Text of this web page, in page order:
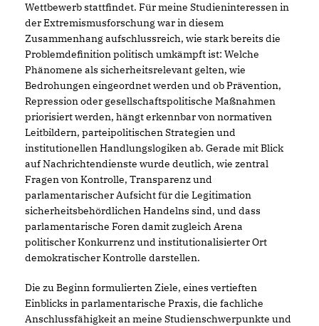
Wettbewerb stattfindet. Für meine Studieninteressen in
der Extremismusforschung war in diesem
Zusammenhang aufschlussreich, wie stark bereits die
Problemdefinition politisch umkämpft ist: Welche
Phänomene als sicherheitsrelevant gelten, wie
Bedrohungen eingeordnet werden und ob Prävention,
Repression oder gesellschaftspolitische Maßnahmen
priorisiert werden, hängt erkennbar von normativen
Leitbildern, parteipolitischen Strategien und
institutionellen Handlungslogiken ab. Gerade mit Blick
auf Nachrichtendienste wurde deutlich, wie zentral
Fragen von Kontrolle, Transparenz und
parlamentarischer Aufsicht für die Legitimation
sicherheitsbehördlichen Handelns sind, und dass
parlamentarische Foren damit zugleich Arena
politischer Konkurrenz und institutionalisierter Ort
demokratischer Kontrolle darstellen.
Die zu Beginn formulierten Ziele, eines vertieften
Einblicks in parlamentarische Praxis, die fachliche
Anschlussfähigkeit an meine Studienschwerpunkte und